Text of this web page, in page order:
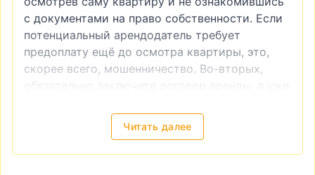
с документами на право собственности. Если
потенциальный арендодатель требует
предоплату ещё до осмотра квартиры, это,
скорее всего, мошенничество. Во-вторых,
обязательно заключите договор аренды, а уже
если вы видите слишком низкую цену на
квартиру, это также часто является
признаком мошенничества.
Читать далее